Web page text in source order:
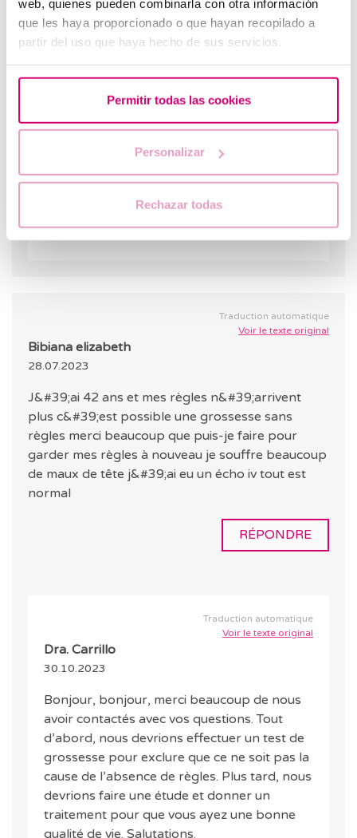
web, quienes pueden combinarla con otra información
que les haya proporcionado o que hayan recopilado a
partir del uso que haya hecho de sus servicios.
Permitir todas las cookies
Personalizar
Rechazar todas
30.10.2023
Bonjour, bonjour, merci beaucoup de nous
inquiétez pas, il existe des traitements qui
peuvent vous aider à devenir mère. Vous
nous puissions mieux comprendre votre cas
et choisir le traitement le plus approprié
pour vous. Salutations.
Traduction automatique
Voir le texte original
Bibiana elizabeth
28.07.2023
J&#39;ai 42 ans et mes règles n&#39;arrivent
plus c&#39;est possible une grossesse sans
règles merci beaucoup que puis-je faire pour
garder mes règles à nouveau je souffre beaucoup
de maux de tête j&#39;ai eu un écho iv tout est
normal
RÉPONDRE
Traduction automatique
Voir le texte original
Dra. Carrillo
30.10.2023
Bonjour, bonjour, merci beaucoup de nous
avoir contactés avec vos questions. Tout
d’abord, nous devrions effectuer un test de
grossesse pour exclure que ce ne soit pas la
cause de l’absence de règles. Plus tard, nous
devrions faire une étude et donner un
traitement pour que vous ayez une bonne
qualité de vie. Salutations.